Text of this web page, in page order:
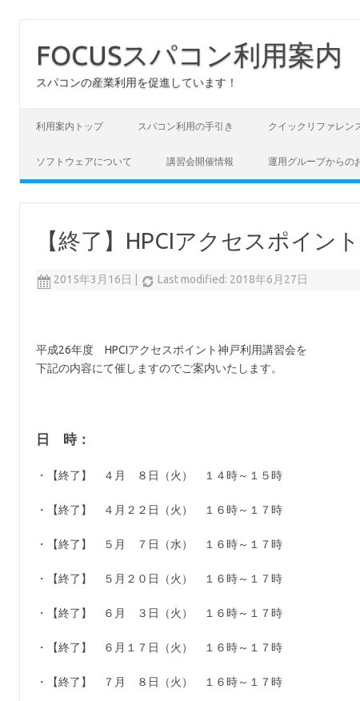
FOCUSスパコン利用案内
スパコンの産業利用を促進しています！
利用案内トップ スパコン利用の手引き クイックリファレン
ソフトウェアについて 講習会開催情報 運用グループからの
【終了】HPCIアクセスポイン
2015年3月16日 Last modified: 2018年6月27日
平成26年度 HPCIアクセスポイント神戸利用講習会を
下記の内容にて催しますのでご案内いたします。
日 時：
・【終了】 ４月 ８日（火） １４時～１５時
・【終了】 ４月２２日（火） １６時～１７時
・【終了】 ５月 ７日（水） １６時～１７時
・【終了】 ５月２０日（火） １６時～１７時
・【終了】 ６月 ３日（火） １６時～１７時
・【終了】 ６月１７日（火） １６時～１７時
・【終了】 ７月 ８日（火） １６時～１７時